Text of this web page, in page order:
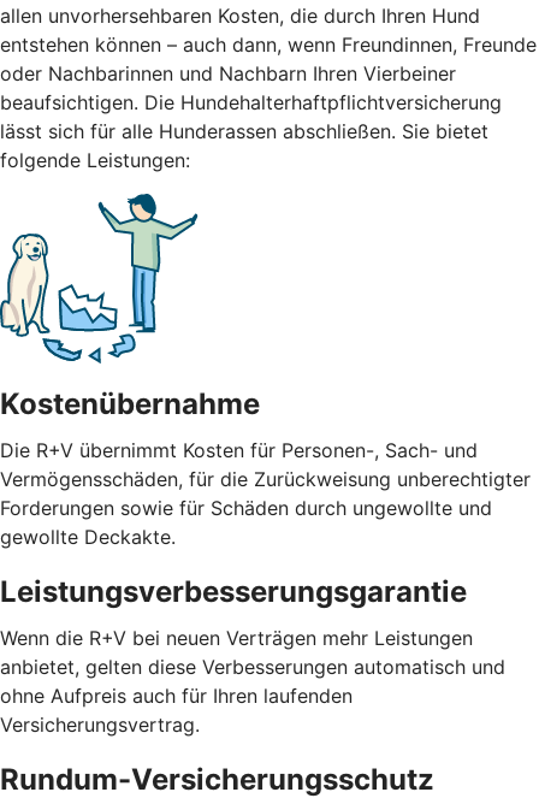
allen unvorhersehbaren Kosten, die durch Ihren Hund
entstehen können – auch dann, wenn Freundinnen, Freunde
oder Nachbarinnen und Nachbarn Ihren Vierbeiner
beaufsichtigen. Die Hundehalterhaftpflichtversicherung
lässt sich für alle Hunderassen abschließen. Sie bietet
folgende Leistungen:
Kostenübernahme
Die R+V übernimmt Kosten für Personen-, Sach- und
Vermögensschäden, für die Zurückweisung unberechtigter
Forderungen sowie für Schäden durch ungewollte und
gewollte Deckakte.
Leistungsverbesserungsgarantie
Wenn die R+V bei neuen Verträgen mehr Leistungen
anbietet, gelten diese Verbesserungen automatisch und
ohne Aufpreis auch für Ihren laufenden
Versicherungsvertrag.
Rundum-Versicherungsschutz